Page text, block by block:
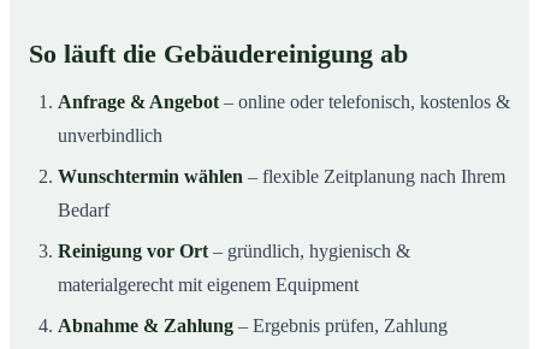
So läuft die Gebäudereinigung ab
Anfrage & Angebot – online oder telefonisch, kostenlos &
unverbindlich
Wunschtermin wählen – flexible Zeitplanung nach Ihrem
Bedarf
Reinigung vor Ort – gründlich, hygienisch &
materialgerecht mit eigenem Equipment
Abnahme & Zahlung – Ergebnis prüfen, Zahlung